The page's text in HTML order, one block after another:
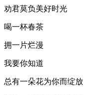
劝君莫负美好时光
喝一杯春茶
拥一片烂漫
我要你知道
总有一朵花为你而绽放